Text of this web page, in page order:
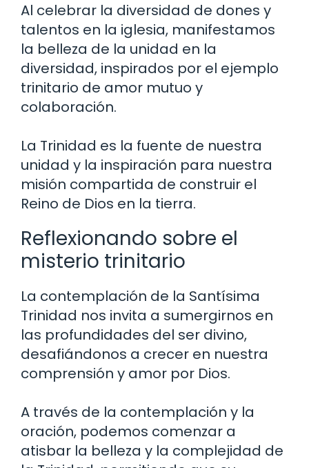
Al celebrar la diversidad de dones y
talentos en la iglesia, manifestamos
la belleza de la unidad en la
diversidad, inspirados por el ejemplo
trinitario de amor mutuo y
colaboración.
La Trinidad es la fuente de nuestra
unidad y la inspiración para nuestra
misión compartida de construir el
Reino de Dios en la tierra.
Reflexionando sobre el
misterio trinitario
La contemplación de la Santísima
Trinidad nos invita a sumergirnos en
las profundidades del ser divino,
desafiándonos a crecer en nuestra
comprensión y amor por Dios.
A través de la contemplación y la
oración, podemos comenzar a
atisbar la belleza y la complejidad de